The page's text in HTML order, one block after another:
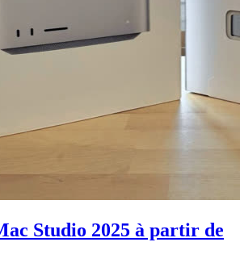
Studio 2025 à partir de